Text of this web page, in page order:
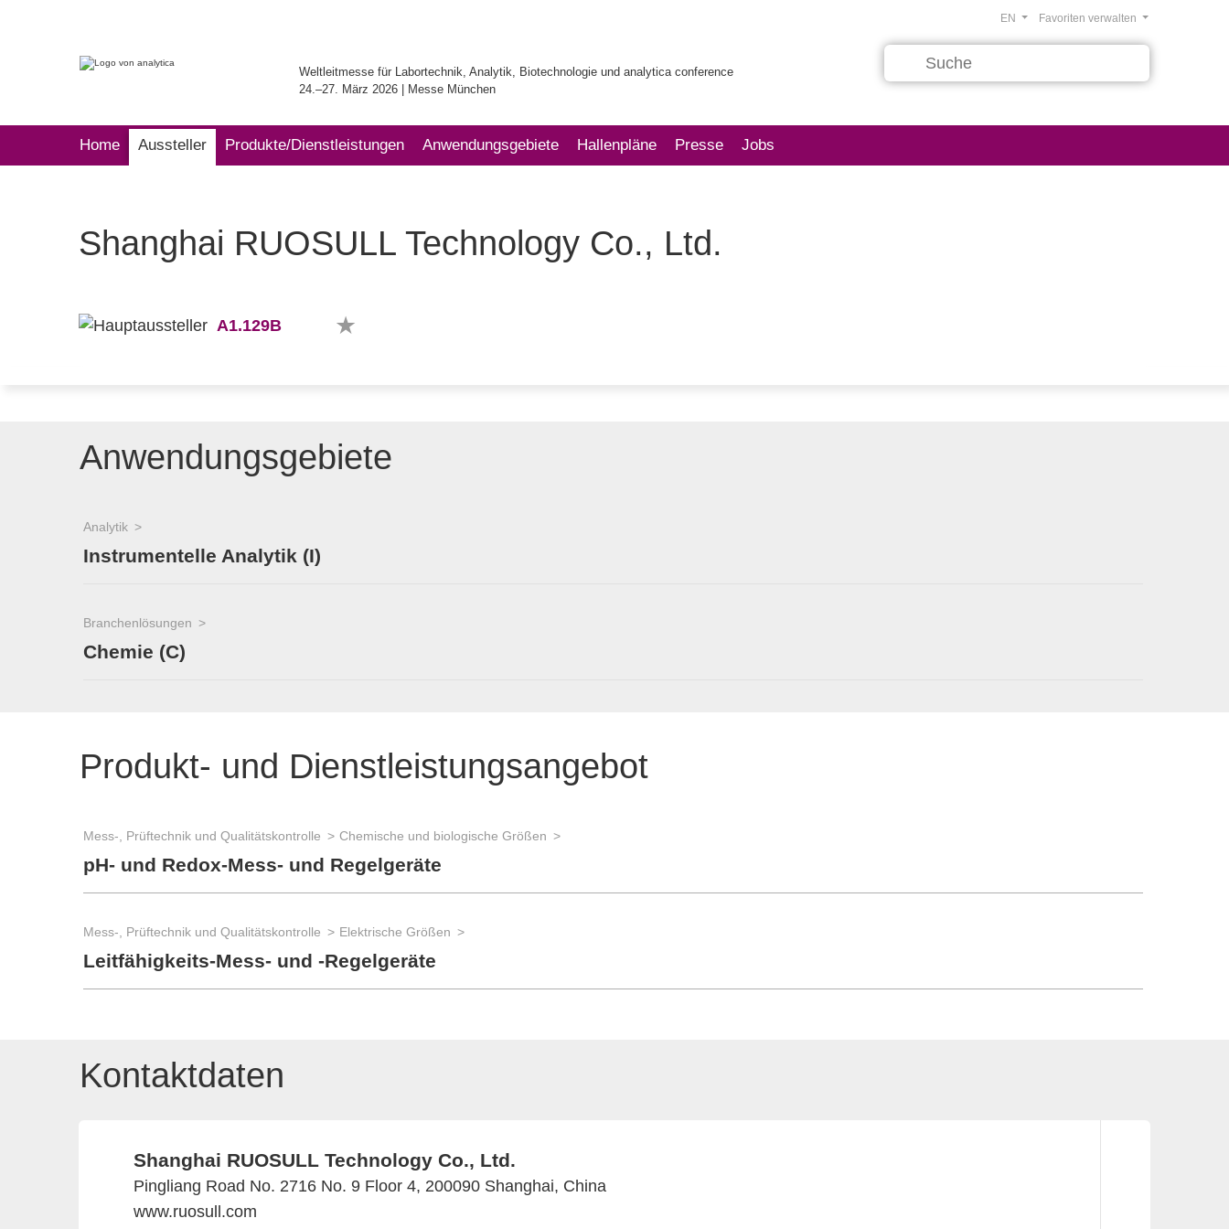
Weltleitmesse für Labortechnik, Analytik, Biotechnologie und analytica conference
24.–27. März 2026 | Messe München
Favoriten verwalten
EN
Home Aussteller Produkte/Dienstleistungen Anwendungsgebiete Hallenpläne Presse Jobs
Shanghai RUOSULL Technology Co., Ltd.
A1.129B
Anwendungsgebiete
Analytik
Instrumentelle Analytik (I)
Branchenlösungen
Chemie (C)
Produkt- und Dienstleistungsangebot
Mess-, Prüftechnik und Qualitätskontrolle Chemische und biologische Größen
pH- und Redox-Mess- und Regelgeräte
Mess-, Prüftechnik und Qualitätskontrolle Elektrische Größen
Leitfähigkeits-Mess- und -Regelgeräte
Kontaktdaten
Shanghai RUOSULL Technology Co., Ltd.
Pingliang Road No. 2716 No. 9 Floor 4, 200090 Shanghai, China
www.ruosull.com